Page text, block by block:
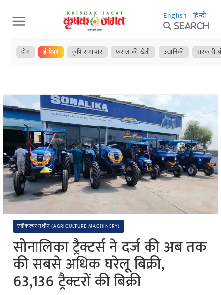
Skip
to
content
English | हिन्दी
Search
होम ई-पेपर कृषि समाचार फसल की खेती उद्यानिकी सरकारी
एग्रीकल्चर मशीन (AGRICULTURE MACHINERY)
सोनालिका ट्रैक्टर्स ने दर्ज की अब तक
की सबसे अधिक घरेलू बिक्री,
63,136 ट्रैक्टरों की बिक्री